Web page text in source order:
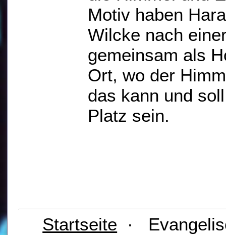
Motiv haben
Wilcke nach
gemeinsam als
Ort, wo der
das kann und
Platz sein.
Startseite ·